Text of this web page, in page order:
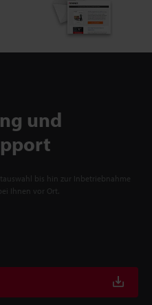
und
bis hin zur Inbetriebnahme
Ihnen vor Ort.